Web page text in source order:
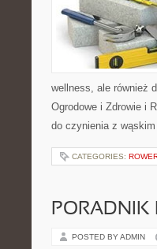
wellness, ale również
Ogrodowe i Zdrowie i
do czynienia z
CATEGORIES:
POSTED BY ADMIN